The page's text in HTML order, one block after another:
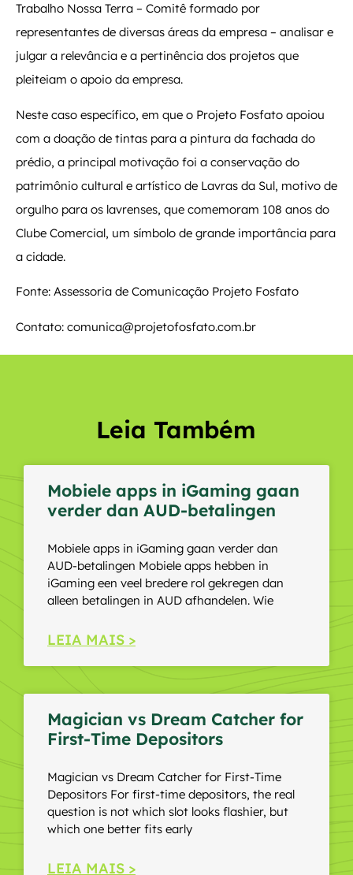
Trabalho Nossa Terra – Comitê formado por
representantes de diversas áreas da empresa – analisar e
julgar a relevância e a pertinência dos projetos que
pleiteiam o apoio da empresa.
Neste caso específico, em que o Projeto Fosfato apoiou
com a doação de tintas para a pintura da fachada do
prédio, a principal motivação foi a conservação do
patrimônio cultural e artístico de Lavras da Sul, motivo de
orgulho para os lavrenses, que comemoram 108 anos do
Clube Comercial, um símbolo de grande importância para
a cidade.
Fonte: Assessoria de Comunicação Projeto Fosfato
Contato: comunica@projetofosfato.com.br
Leia Também
Mobiele apps in iGaming gaan
verder dan AUD-betalingen
Mobiele apps in iGaming gaan verder dan
AUD-betalingen Mobiele apps hebben in
iGaming een veel bredere rol gekregen dan
alleen betalingen in AUD afhandelen. Wie
LEIA MAIS >
Magician vs Dream Catcher for
First-Time Depositors
Magician vs Dream Catcher for First-Time
Depositors For first-time depositors, the real
question is not which slot looks flashier, but
which one better fits early
LEIA MAIS >